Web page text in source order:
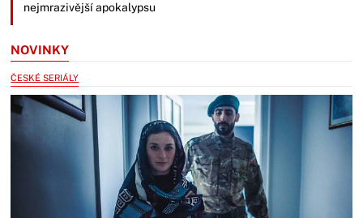
nejmrazivější apokalypsu
NOVINKY
ČESKÉ SERIÁLY